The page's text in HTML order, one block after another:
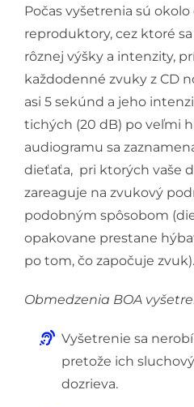
Počas vyšetrenia sú
reproduktory, cez ktoré
rôznej výšky a intenzity,
každodenné zvuky z CD
asi 5 sekúnd a jeho
tichých (20 dB) po veľmi
audiogramu sa
dieťaťa, pri ktorých vaše
zareaguje na zvukový
podobným spôsobom
opakovane prestane
po tom, čo započuje zvuk).
Obmedzenia BOA
Vyšetrenie sa
pretože ich
dozrieva.